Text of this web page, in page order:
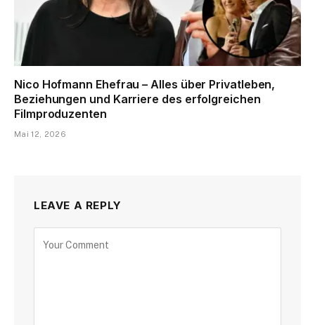
Nico Hofmann Ehefrau – Alles über Privatleben,
Beziehungen und Karriere des erfolgreichen
Filmproduzenten
Mai 12, 2026
LEAVE A REPLY